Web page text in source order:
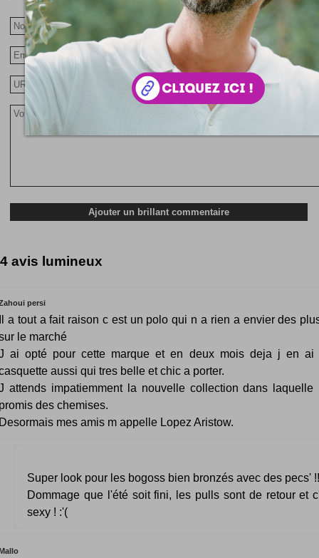
4 avis lumineux
persi
a tout a fait raison c est un polo qui n a rien a envier des
le marché
ai opté pour cette marque et en deux mois deja j en ai
aussi qui tres belle et chic a porter.
attends impatiemment la nouvelle collection dans
des chemises.
mes amis m appelle Lopez Aristow.
Super look pour les bogoss bien bronzés avec des pecs'
Dommage que l'été soit fini, les pulls sont de retour et
sexy ! :'(